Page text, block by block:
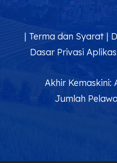
| Terma dan Syarat|
Dasar Privasi
Akhir Kemaskini:
Jumlah